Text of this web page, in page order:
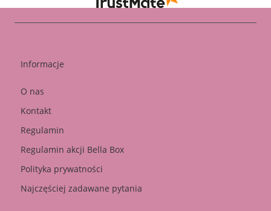
Informacje
O nas
Kontakt
Regulamin
Regulamin akcji Bella Box
Polityka prywatności
Najczęściej zadawane pytania